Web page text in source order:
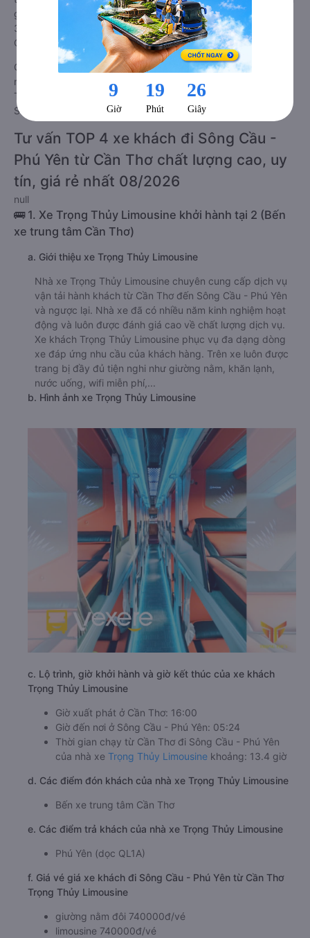
giá chung có chất lượng Tốt với điểm đánh giá trung bình từ
3.9/5 dựa trên 2184 phản hồi của hành khách Xe về Sông
Cầu - Phú Yên từ Cần Thơ.
Giá vé
xe giường nằm đôi đi Sông Cầu - Phú Yên từ Cần Thơ
rẻ nhất là 740000VND của hãng xe Trọng Thủy Limousine.
Tùy thuộc vào chương trình khuyến mãi, giá vé Xe Cần Thơ đi
Sông Cầu - Phú Yên giường nằm đôi này có thể sẽ rẻ hơn.
Tư vấn TOP 4 xe khách đi Sông Cầu -
Phú Yên từ Cần Thơ chất lượng cao, uy
tín, giá rẻ nhất 08/2026
null
🚌 1. Xe Trọng Thủy Limousine khởi hành tại 2 (Bến
xe trung tâm Cần Thơ)
a. Giới thiệu xe Trọng Thủy Limousine
Nhà xe Trọng Thủy Limousine chuyên cung cấp dịch vụ
vận tải hành khách từ Cần Thơ đến Sông Cầu - Phú Yên
và ngược lại. Nhà xe đã có nhiều năm kinh nghiệm hoạt
động và luôn được đánh giá cao về chất lượng dịch vụ.
Xe khách Trọng Thủy Limousine phục vụ đa dạng dòng
xe đáp ứng nhu cầu của khách hàng. Trên xe luôn được
trang bị đầy đủ tiện nghi như giường nằm, khăn lạnh,
nước uống, wifi miễn phí,...
b. Hình ảnh xe Trọng Thủy Limousine
c. Lộ trình, giờ khởi hành và giờ kết thúc của xe khách
Trọng Thủy Limousine
Giờ xuất phát ở Cần Thơ: 16:00
Giờ đến nơi ở Sông Cầu - Phú Yên: 05:24
Thời gian chạy từ Cần Thơ đi Sông Cầu - Phú Yên
của nhà xe Trọng Thủy Limousine khoảng: 13.4 giờ
d. Các điểm đón khách của nhà xe Trọng Thủy Limousine
Bến xe trung tâm Cần Thơ
e. Các điểm trả khách của nhà xe Trọng Thủy Limousine
Phú Yên (dọc QL1A)
f. Giá vé giá xe khách đi Sông Cầu - Phú Yên từ Cần Thơ
Trọng Thủy Limousine
giường nằm đôi 740000đ/vé
limousine 740000đ/vé